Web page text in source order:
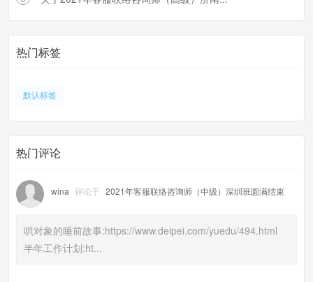
热门标签
默认标签
热门评论
wina 评论于 2021年客服联络咨询师（中级）深圳班圆满结束
哄对象的睡前故事:https://www.deipei.com/yuedu/494.html
半年工作计划:ht...